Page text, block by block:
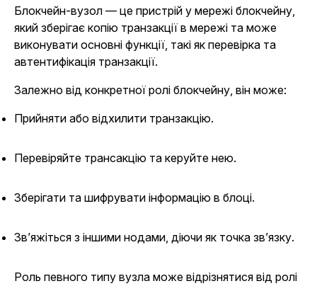
Блокчейн-вузол — це пристрій у мережі блокчейну,
який зберігає копію транзакції в мережі та може
виконувати основні функції, такі як перевірка та
автентифікація транзакції.
Залежно від конкретної ролі блокчейну, він може:
Прийняти або відхилити транзакцію.
Перевіряйте трансакцію та керуйте нею.
Зберігати та шифрувати інформацію в блоці.
Зв’яжіться з іншими нодами, діючи як точка зв’язку.
Роль певного типу вузла може відрізнятися від ролі